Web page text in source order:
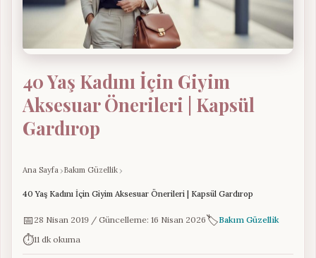
40 Yaş Kadını İçin Giyim
Aksesuar Önerileri | Kapsül
Gardırop
Ana Sayfa Bakım Güzellik
40 Yaş Kadını İçin Giyim Aksesuar Önerileri | Kapsül Gardırop
📅 28 Nisan 2019 / Güncelleme: 16 Nisan 2026🏷️Bakım Güzellik
⏱️11 dk okuma